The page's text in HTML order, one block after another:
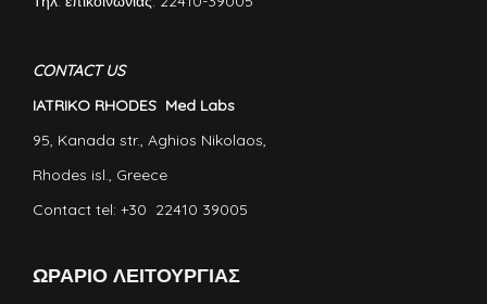
CONTACT US
IATRIKO RHODES Med Labs
95, Kanada str., Aghios Nikolaos,
Rhodes isl., Greece
Contact tel: +30 22410 39005
ΩΡΑΡΙΟ ΛΕΙΤΟΥΡΓΙΑΣ